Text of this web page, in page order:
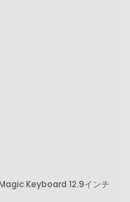
Keyboard 12.9インチ